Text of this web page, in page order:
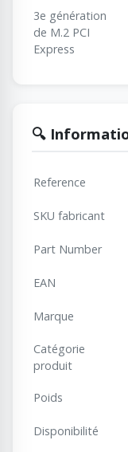
3e génération
de M.2 PCI
Express
🔍
Reference
SKU fabricant
Part Number
EAN
Marque
Catégorie
produit
Poids
Disponibilité